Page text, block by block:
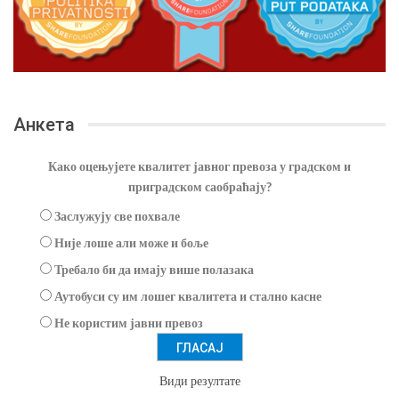
Анкета
Како оцењујете квалитет јавног превоза у градском и
приградском саобраћају?
Заслужују све похвале
Није лоше али може и боље
Требало би да имају више полазака
Аутобуси су им лошег квалитета и стално касне
Не користим јавни превоз
Види резултате